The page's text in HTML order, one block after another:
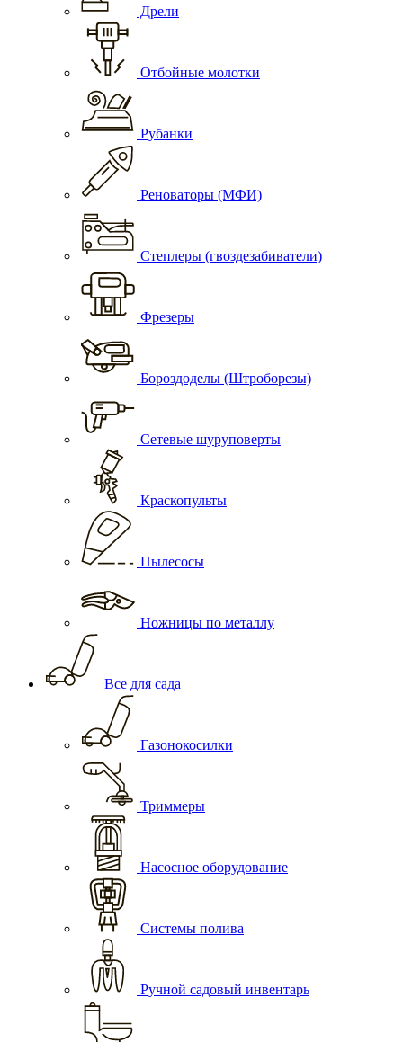
Дрели
Отбойные молотки
Рубанки
Реноваторы (МФИ)
Степлеры (гвоздезабиватели)
Фрезеры
Бороздоделы (Штроборезы)
Сетевые шуруповерты
Краскопульты
Пылесосы
Ножницы по металлу
Все для сада
Газонокосилки
Триммеры
Насосное оборудование
Системы полива
Ручной садовый инвентарь